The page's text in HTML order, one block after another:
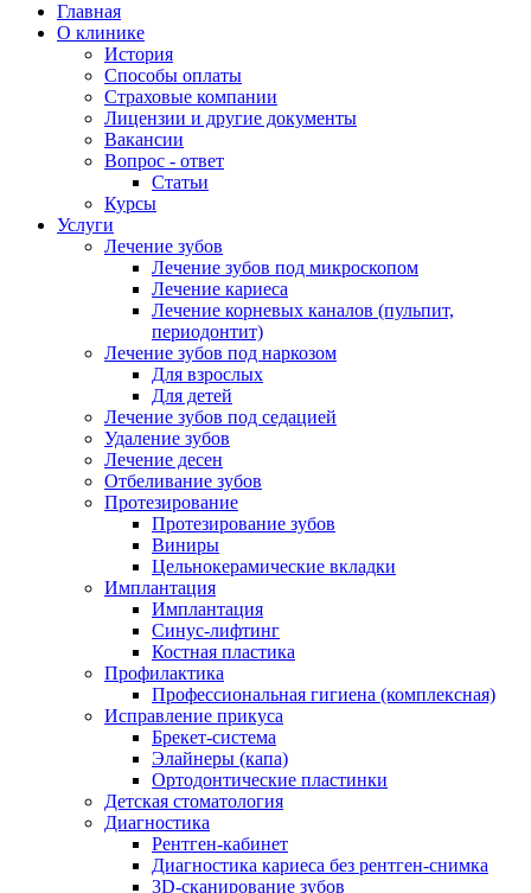
Главная
О клинике
История
Способы оплаты
Страховые компании
Лицензии и другие документы
Вакансии
Вопрос - ответ
Статьи
Курсы
Услуги
Лечение зубов
Лечение зубов под микроскопом
Лечение кариеса
Лечение корневых каналов (пульпит,
периодонтит)
Лечение зубов под наркозом
Для взрослых
Для детей
Лечение зубов под седацией
Удаление зубов
Лечение десен
Отбеливание зубов
Протезирование
Протезирование зубов
Виниры
Цельнокерамические вкладки
Имплантация
Имплантация
Синус-лифтинг
Костная пластика
Профилактика
Профессиональная гигиена (комплексная)
Исправление прикуса
Брекет-система
Элайнеры (капа)
Ортодонтические пластинки
Детская стоматология
Диагностика
Рентген-кабинет
Диагностика кариеса без рентген-снимка
3D-сканирование зубов